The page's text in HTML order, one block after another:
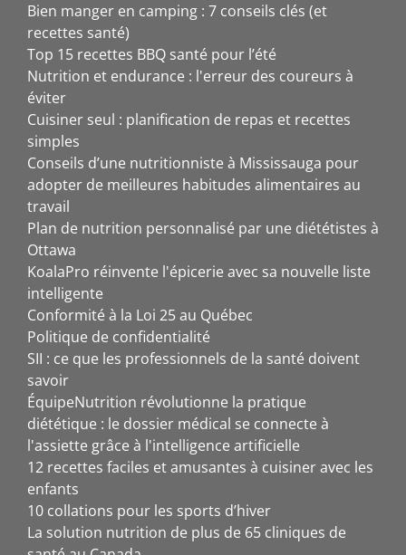
Bien manger en camping : 7 conseils clés (et
recettes santé)
Top 15 recettes BBQ santé pour l’été
Nutrition et endurance : l'erreur des coureurs à
éviter
Cuisiner seul : planification de repas et recettes
simples
Conseils d’une nutritionniste à Mississauga pour
adopter de meilleures habitudes alimentaires au
travail
Plan de nutrition personnalisé par une diététistes à
Ottawa
KoalaPro réinvente l'épicerie avec sa nouvelle liste
intelligente
Conformité à la Loi 25 au Québec
Politique de confidentialité
SII : ce que les professionnels de la santé doivent
savoir
ÉquipeNutrition révolutionne la pratique
diététique : le dossier médical se connecte à
l'assiette grâce à l'intelligence artificielle
12 recettes faciles et amusantes à cuisiner avec les
enfants
10 collations pour les sports d’hiver
La solution nutrition de plus de 65 cliniques de